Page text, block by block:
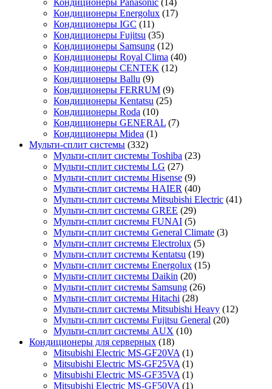
Кондиционеры Panasonic (14)
Кондиционеры Energolux (17)
Кондиционеры IGC (11)
Кондиционеры Fujitsu (35)
Кондиционеры Samsung (12)
Кондиционеры Royal Clima (40)
Кондиционеры CENTEK (12)
Кондиционеры Ballu (9)
Кондиционеры FERRUM (9)
Кондиционеры Kentatsu (25)
Кондиционеры Roda (10)
Кондиционеры GENERAL (7)
Кондиционеры Midea (1)
Мульти-сплит системы (332)
Мульти-сплит системы Toshiba (23)
Мульти-сплит системы LG (27)
Мульти-сплит системы Hisense (9)
Мульти-сплит системы HAIER (40)
Мульти-сплит системы Mitsubishi Electric (41)
Мульти-сплит системы GREE (29)
Мульти-сплит системы FUNAI (5)
Мульти-сплит системы General Climate (3)
Мульти-сплит системы Electrolux (5)
Мульти-сплит системы Kentatsu (19)
Мульти-сплит системы Energolux (15)
Мульти-сплит системы Daikin (20)
Мульти-сплит системы Samsung (26)
Мульти-сплит системы Hitachi (28)
Мульти-сплит системы Mitsubishi Heavy (12)
Мульти-сплит системы Fujitsu General (20)
Мульти-сплит системы AUX (10)
Кондиционеры для серверных (18)
Mitsubishi Electric MS-GF20VA (1)
Mitsubishi Electric MS-GF25VA (1)
Mitsubishi Electric MS-GF35VA (1)
Mitsubishi Electric MS-GF50VA (1)